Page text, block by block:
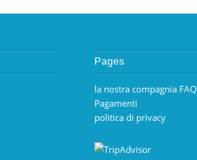
Pages
la nostra compagnia FAQ
Pagamenti
politica di privacy